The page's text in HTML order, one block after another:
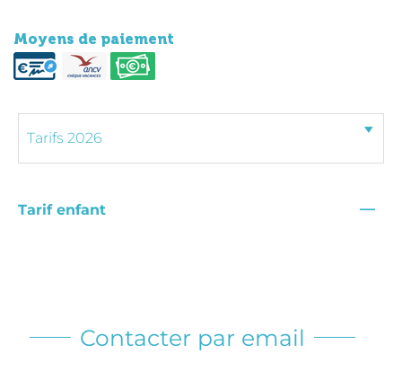
Moyens de paiement
Tarif enfant —
Contacter par email